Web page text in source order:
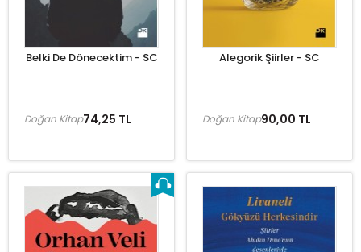
Belki De Dönecektim - SC
74,25 TL
Doğan Kitap
Alegorik Şiirler - SC
90,00 TL
Doğan Kitap